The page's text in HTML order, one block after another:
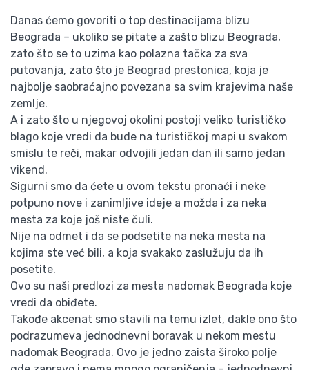
Danas ćemo govoriti o top destinacijama blizu
Beograda – ukoliko se pitate a zašto blizu Beograda,
zato što se to uzima kao polazna tačka za sva
putovanja, zato što je Beograd prestonica, koja je
najbolje saobraćajno povezana sa svim krajevima naše
zemlje.
A i zato što u njegovoj okolini postoji veliko turističko
blago koje vredi da bude na turističkoj mapi u svakom
smislu te reči, makar odvojili jedan dan ili samo jedan
vikend.
Sigurni smo da ćete u ovom tekstu pronaći i neke
potpuno nove i zanimljive ideje a možda i za neka
mesta za koje još niste čuli.
Nije na odmet i da se podsetite na neka mesta na
kojima ste već bili, a koja svakako zaslužuju da ih
posetite.
Ovo su naši predlozi za mesta nadomak Beograda koje
vredi da obiđete.
Takođe akcenat smo stavili na temu izlet, dakle ono što
podrazumeva jednodnevni boravak u nekom mestu
nadomak Beograda. Ovo je jedno zaista široko polje